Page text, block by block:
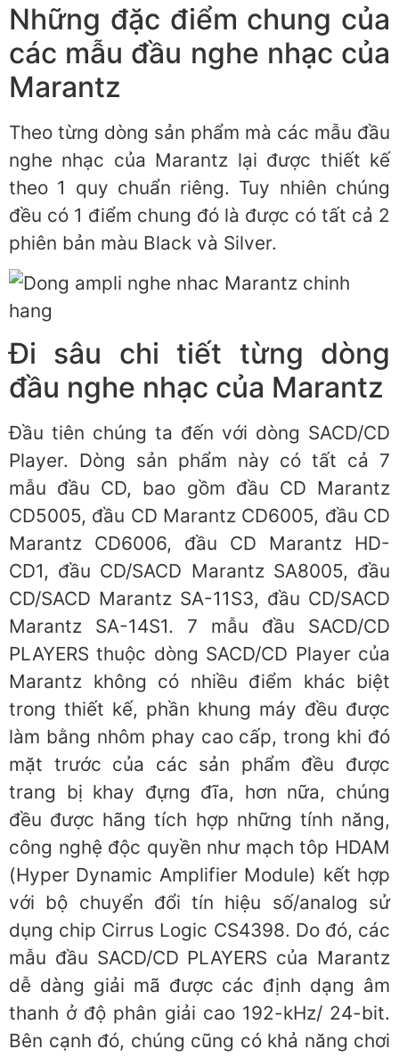
Những đặc điểm chung của
các mẫu đầu nghe nhạc của
Marantz
Theo từng dòng sản phẩm mà các mẫu đầu
nghe nhạc của Marantz lại được thiết kế
theo 1 quy chuẩn riêng. Tuy nhiên chúng
đều có 1 điểm chung đó là được có tất cả 2
phiên bản màu Black và Silver.
Đi sâu chi tiết từng dòng
đầu nghe nhạc của Marantz
Đầu tiên chúng ta đến với dòng SACD/CD
Player. Dòng sản phẩm này có tất cả 7
mẫu đầu CD, bao gồm đầu CD Marantz
CD5005, đầu CD Marantz CD6005, đầu CD
Marantz CD6006, đầu CD Marantz HD-
CD1, đầu CD/SACD Marantz SA8005, đầu
CD/SACD Marantz SA-11S3, đầu CD/SACD
Marantz SA-14S1. 7 mẫu đầu SACD/CD
PLAYERS thuộc dòng SACD/CD Player của
Marantz không có nhiều điểm khác biệt
trong thiết kế, phần khung máy đều được
làm bằng nhôm phay cao cấp, trong khi đó
mặt trước của các sản phẩm đều được
trang bị khay đựng đĩa, hơn nữa, chúng
đều được hãng tích hợp những tính năng,
công nghệ độc quyền như mạch tôp HDAM
(Hyper Dynamic Amplifier Module) kết hợp
với bộ chuyển đổi tín hiệu số/analog sử
dụng chip Cirrus Logic CS4398. Do đó, các
mẫu đầu SACD/CD PLAYERS của Marantz
dễ dàng giải mã được các định dạng âm
thanh ở độ phân giải cao 192-kHz/ 24-bit.
Bên cạnh đó, chúng cũng có khả năng chơi